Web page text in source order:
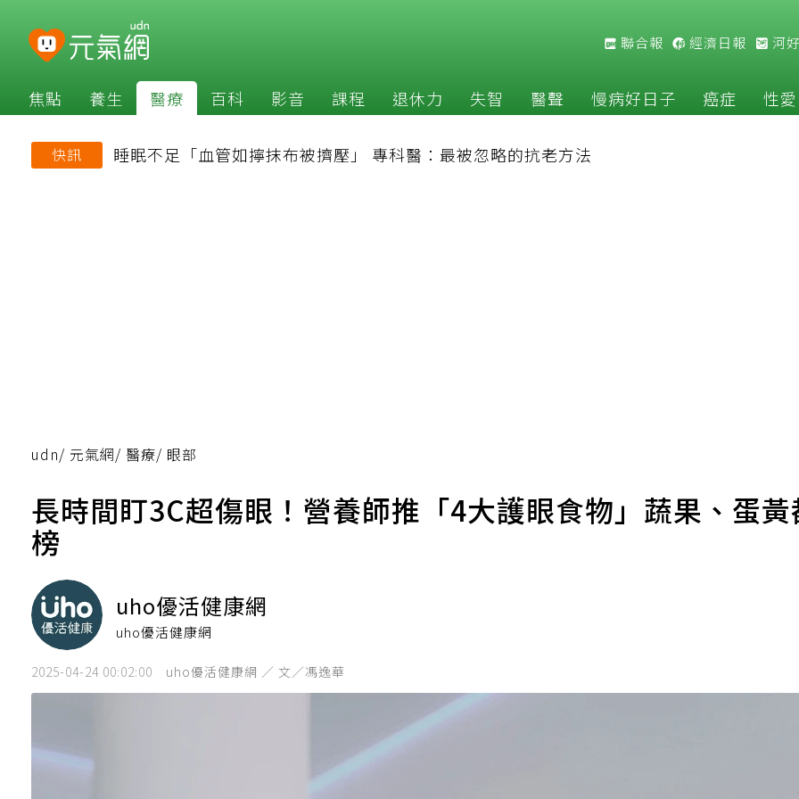
聯合報 經濟日報 河
焦點 養生 醫療 百科 影音 課程 退休力 失智 醫聲 慢病好日子 癌症 性愛
快訊 睡眠不足「血管如擰抹布被擠壓」 專科醫：最被忽略的抗老方法
udn/ 元氣網/ 醫療/ 眼部
長時間盯3C超傷眼！營養師推「4大護眼食物」蔬果、蛋
榜
uho優活健康網
uho優活健康網
2025-04-24 00:02:00 uho優活健康網 ／ 文／馮逸華